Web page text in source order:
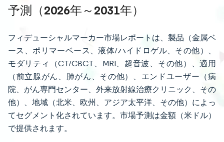
予測（2026年～2031年）
フィデューシャルマーカー市場レポートは、製品（金属ベ
ース、ポリマーベース、液体/ハイドロゲル、その他）、
モダリティ（CT/CBCT、MRI、超音波、その他）、適用
（前立腺がん、肺がん、その他）、エンドユーザー（病
院、がん専門センター、外来放射線治療クリニック、その
他）、地域（北米、欧州、アジア太平洋、その他）によっ
てセグメント化されています。市場予測は金額（米ドル）
で提供されます。